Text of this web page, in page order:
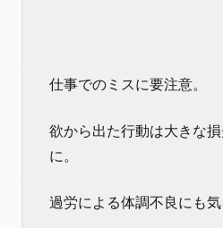
仕事でのミスに要注意。
欲から出た行動は大きな
に。
過労による体調不良にも気